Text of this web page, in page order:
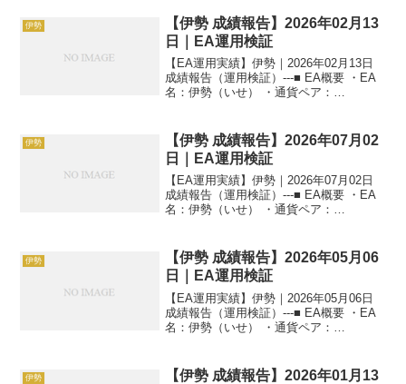
伊勢
【伊勢 成績報告】2026年02月13
日｜EA運用検証
【EA運用実績】伊勢｜2026年02月13日
成績報告（運用検証）---■ EA概要 ・EA
名：伊勢（いせ） ・通貨ペア：
稼働 ---■ 本日の運用成績【...
伊勢
【伊勢 成績報告】2026年07月02
日｜EA運用検証
【EA運用実績】伊勢｜2026年07月02日
成績報告（運用検証）---■ EA概要 ・EA
名：伊勢（いせ） ・通貨ペア：
稼働 ---■ 本日の運用成績【...
伊勢
【伊勢 成績報告】2026年05月06
日｜EA運用検証
【EA運用実績】伊勢｜2026年05月06日
成績報告（運用検証）---■ EA概要 ・EA
名：伊勢（いせ） ・通貨ペア：
稼働 ---■ 本日の運用成績【...
伊勢
【伊勢 成績報告】2026年01月13